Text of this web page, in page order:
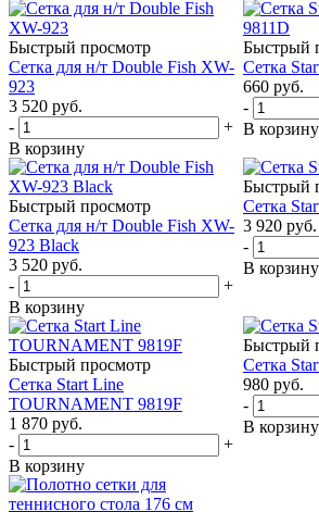
Быстрый просмотр
Сетка для н/т Double Fish XW-
923
3 520 руб.
-
+
В корзину
Быстрый
Сетка
660 руб.
-
В корзину
Быстрый просмотр
Сетка для н/т Double Fish XW-
923 Black
3 520 руб.
-
+
В корзину
Быстрый
Сетка
3 920 руб.
-
В корзину
Быстрый просмотр
Сетка Start Line
TOURNAMENT 9819F
1 870 руб.
-
+
В корзину
Быстрый
Сетка
980 руб.
-
В корзину